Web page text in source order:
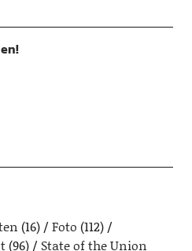
(16) Foto (112)
(96) State of the Union